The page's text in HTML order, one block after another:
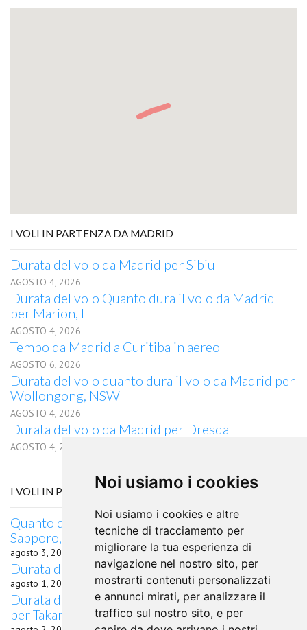
Noi usiamo i cookies
Noi usiamo i cookies e altre
tecniche di tracciamento per
migliorare la tua esperienza di
navigazione nel nostro sito, per
mostrarti contenuti personalizzati
e annunci mirati, per analizzare il
traffico sul nostro sito, e per
I VOLI IN PARTENZA DA MADRID
Durata del volo da Madrid per Sibiu
AGOSTO 4, 2026
Durata del volo Quanto dura il volo da Madrid
per Marion, IL
AGOSTO 4, 2026
Tempo da Madrid a Curitiba in aereo
AGOSTO 6, 2026
Durata del volo quanto dura il volo da Madrid per
Wollongong, NSW
AGOSTO 4, 2026
Durata del volo da Madrid per Dresda
AGOSTO 4, 2026
I VOLI IN PARTENZA DA BOLOGNA
Quanto dura il volo da Bologna, Giappone per
Sapporo, Italia
agosto 3, 2026
Durata del volo da Bologna per Orenburg
agosto 1, 2026
Durata del volo quanto dura il volo da Bologna
per Takamatsu